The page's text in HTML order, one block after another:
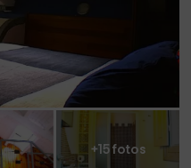
+15 fotos